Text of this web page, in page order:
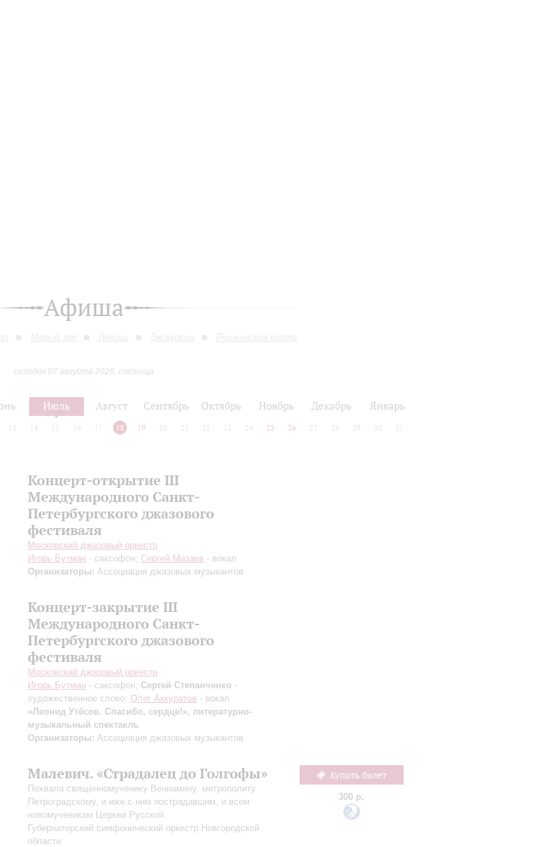
Афиша
Малый зал Лекции Экскурсии Пушкинская карта
сегодня 07 августа 2026, пятница
Июль Август Сентябрь Октябрь Ноябрь Декабрь Январь
13 14 15 16 17 18 19 20 21 22 23 24 25 26 27 28 29 30 31
Концерт-открытие III
Международного Санкт-
Петербургского джазового
фестиваля
Московский джазовый оркестр
Игорь Бутман - саксофон; Сергей Мазаев - вокал
Организаторы: Ассоциация джазовых музыкантов
Концерт-закрытие III
Международного Санкт-
Петербургского джазового
фестиваля
Московский джазовый оркестр
Игорь Бутман - саксофон; Сергей Степанченко -
художественное слово; Олег Аккуратов - вокал
«Леонид Утёсов. Спасибо, сердце!», литературно-
музыкальный спектакль
Организаторы: Ассоциация джазовых музыкантов
Малевич. «Страдалец до Голгофы»
Похвала священномученику Вениамину, митрополиту
Петроградскому, и иже с ним пострадавшим, и всем
новомученикам Церкви Русской
Губернаторский симфонический оркестр Новгородской
области
Купить билет
300 р.